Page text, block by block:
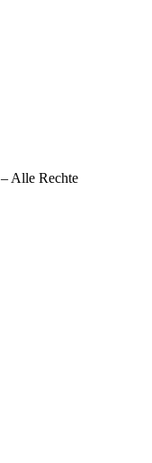
– Alle Rechte